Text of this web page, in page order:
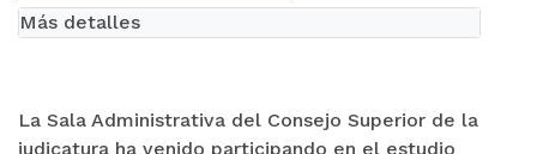
La Sala Administrativa del Consejo Superior de la
judicatura ha venido participando en el estudio
Más detalles